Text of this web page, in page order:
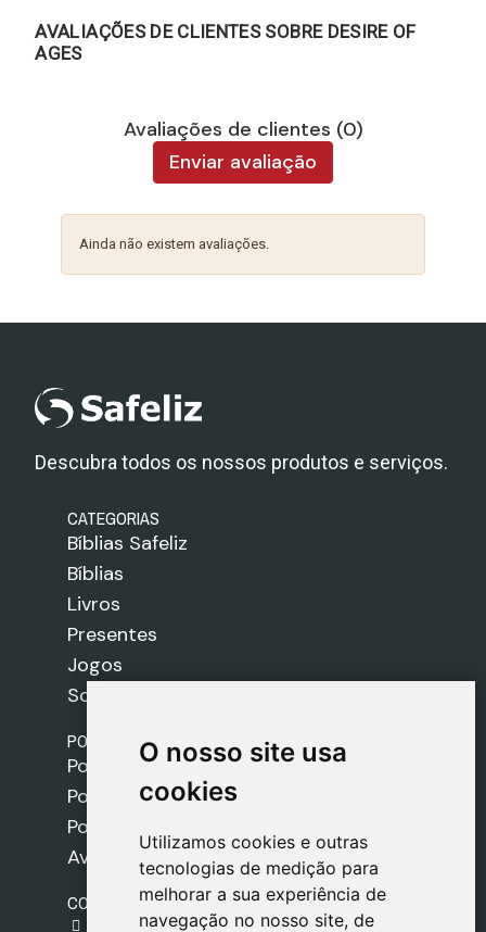
O nosso site usa
cookies
Utilizamos cookies e outras
tecnologias de medição para
melhorar a sua experiência de
navegação no nosso site, de
O nosso site usa
cookies
Utilizamos cookies e outras
tecnologias de medição para
melhorar a sua experiência de
navegação no nosso site, de
AVALIAÇÕES DE CLIENTES SOBRE DESIRE OF
AGES
Avaliações de clientes (0)
Enviar avaliação
Ainda não existem avaliações.
Descubra todos os nossos produtos e serviços.
CATEGORIAS
Bíblias Safeliz
Bíblias
Livros
Presentes
Jogos
Sobre nós
POLÍTICAS
Política de Envios
Política de Cookies
Política de Privacidade
Aviso Legal
CONTACTO
gestion@safeliz.com